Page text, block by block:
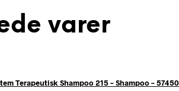
varer
Terapeutisk Shampoo 215 – Shampoo –